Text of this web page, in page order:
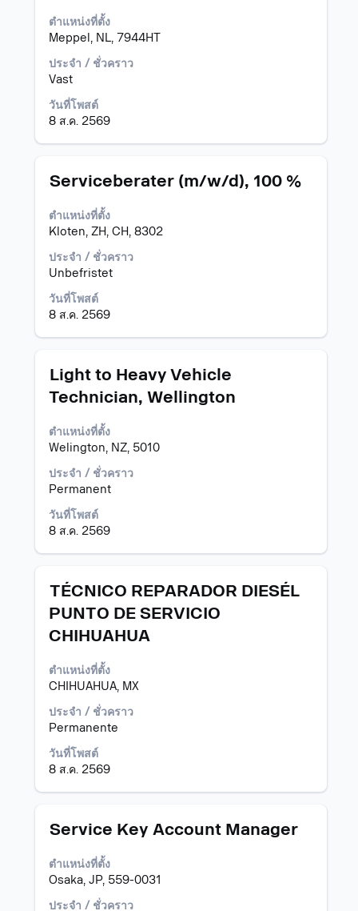
ตำแหน่งที่ตั้ง
Meppel, NL, 7944HT
ประจำ / ชั่วคราว
Vast
วันที่โพสต์
8 ส.ค. 2569
Bar
เพื่อ
ดู
เนื้อหา
เต็ม
ของ
ตำแหน่ง
Serviceberater (m/w/d), 100 %
ตำแหน่งที่ตั้ง
Kloten, ZH, CH, 8302
ประจำ / ชั่วคราว
Unbefristet
วันที่โพสต์
8 ส.ค. 2569
เลือก
ใช้
Space
เพื่อ
ดู
เนื้อหา
แบบ
เต็ม
ของ
งาน
ตำแหน่ง
Light to Heavy Vehicle
Technician, Wellington
ตำแหน่งที่ตั้ง
Welington, NZ, 5010
ประจำ / ชั่วคราว
Permanent
วันที่โพสต์
8 ส.ค. 2569
เลือก
โดย
ใช้
Bar
เพื่อ
ดู
เนื้อหา
เต็ม
ของ
ตำแหน่ง
TÉCNICO REPARADOR DIESÉL
PUNTO DE SERVICIO
CHIHUAHUA
ตำแหน่งที่ตั้ง
CHIHUAHUA, MX
ประจำ / ชั่วคราว
Permanente
วันที่โพสต์
8 ส.ค. 2569
เลือก
ใช้
Space
เพื่อ
ดู
แบบ
เต็ม
ของ
ข้อมูล
ตำแหน่ง
Service Key Account Manager
ตำแหน่งที่ตั้ง
Osaka, JP, 559-0031
ประจำ / ชั่วคราว
เลือก
ใช้
Space
เพื่อ